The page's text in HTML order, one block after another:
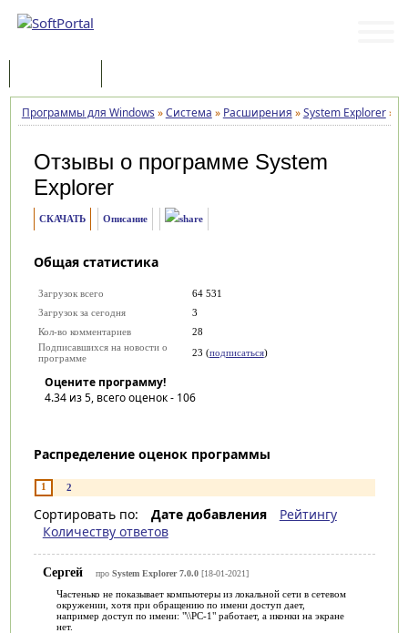
Программы для Windows »Система » Расширения »System Explorer»
Отзывы о программе System
Explorer
СКАЧАТЬ Описание
Общая статистика
Загрузок всего
64 531
Загрузок за сегодня
3
Кол-во комментариев
28
Подписавшихся на новости о
программе
23 (подписаться)
Оцените программу!
4.34из 5, всего оценок - 106
Распределение оценок программы
1 2
Сортировать по: Дате добавления
Рейтингу
Количеству ответов
Сергей про System Explorer 7.0.0[18-01-2021]
Частенько не показывает компьютеры из локальной сети в сетевом
окружении, хотя при обращению по имени доступ дает,
например доступ по имени: "\\PC-1" работает, а иконки на экране
нет.